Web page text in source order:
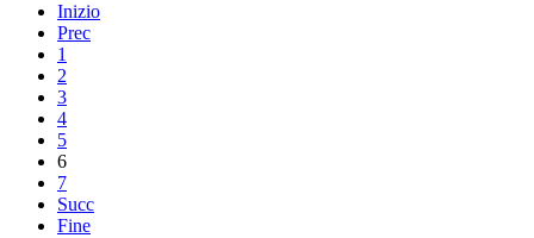
Inizio
Prec
1
2
3
4
5
6
7
Succ
Fine